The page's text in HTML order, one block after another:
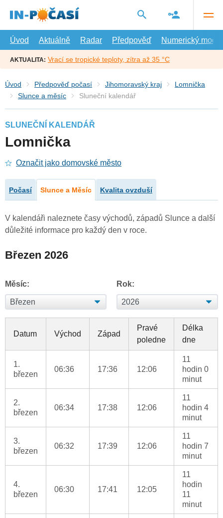
hlavní
Úvod
Aktuálně Radar Předpověď Numerický model
AKTUALITA: Vrací se tropické teploty, zítra až 35 °C
Úvod Předpověď počasí Jihomoravský kraj
Lomnička
Slunce a měsíc
Sluneční kalendář
SLUNEČNÍ KALENDÁŘ
Lomnička
Označit jako domovské město
Počasí Slunce a Měsíc Kvalita ovzduší
V kalendáři naleznete časy východů, západů Slunce a další
důležité informace pro každý den v roce.
Březen 2026
Měsíc: Rok:
Datum Východ Západ
Pravé
poledne
Délka
dne
1.
březen
06:36 17:36 12:06
11
hodin 0
minut
2.
březen
06:34 17:38 12:06
11
hodin 4
minut
3.
březen
06:32 17:39 12:06
11
hodin 7
minut
4.
březen
06:30 17:41 12:05
11
hodin
11
minut